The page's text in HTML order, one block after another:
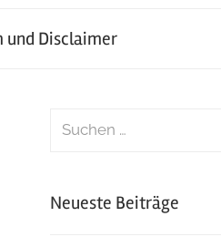
und Disclaimer
Suchen
Neueste Beiträge